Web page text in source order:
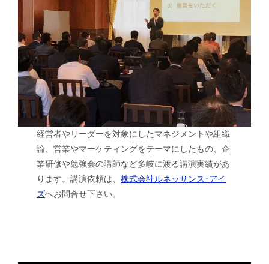
経営者やリーダーを対象にしたマネジメントや組織
論、営業やマーケティングをテーマにしたもの、企
業研修や勉強会の講師など多岐に渡る講演実績があ
ります。講演依頼は、株式会社ルネッサンス･アイ
ズへお問合せ下さい。